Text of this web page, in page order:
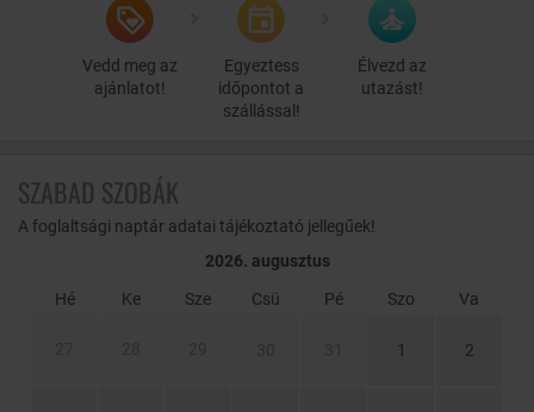
Vedd meg az
ajánlatot!
Egyeztess
időpontot a
szállással!
Élvezd az
utazást!
SZABAD SZOBÁK
A foglaltsági naptár adatai tájékoztató jellegűek!
2026. augusztus
Hé
Ke Sze Csü Pé Szo Va
1 2